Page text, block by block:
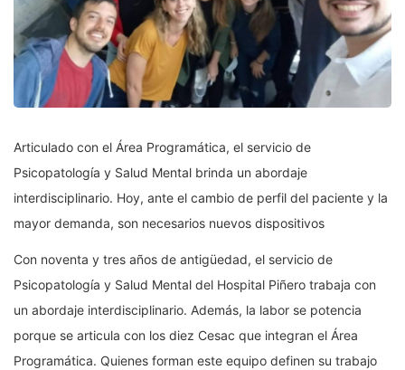
Articulado con el Área Programática, el servicio de
Psicopatología y Salud Mental brinda un abordaje
interdisciplinario. Hoy, ante el cambio de perfil del paciente y la
mayor demanda, son necesarios nuevos dispositivos
Con noventa y tres años de antigüedad, el servicio de
Psicopatología y Salud Mental del Hospital Piñero trabaja con
un abordaje interdisciplinario. Además, la labor se potencia
porque se articula con los diez Cesac que integran el Área
Programática. Quienes forman este equipo definen su trabajo